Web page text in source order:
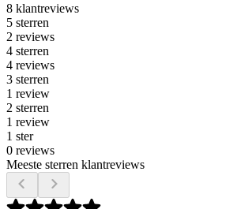
8 klantreviews
5 sterren
2 reviews
4 sterren
4 reviews
3 sterren
1 review
2 sterren
1 review
1 ster
0 reviews
Meeste sterren klantreviews